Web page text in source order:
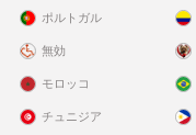
ポルトガル
無効
モロッコ
チュニジア